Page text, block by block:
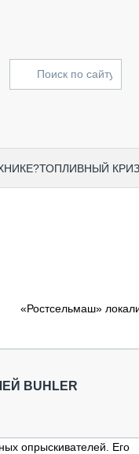
ТОПЛИВНЫЙ
«Ростсельмаш»
BUHLER
опрыскивателей. Его